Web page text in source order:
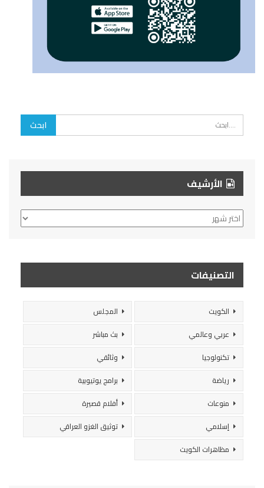
الأرشيف
الأرشيف
التصنيفات
الكويت
المجلس
عربي وعالمي
بث مباشر
تكنولوجيا
وثائقي
رياضة
برامج يوتيوبية
منوعات
أفلام قصيرة
إسلامي
توثيق الغزو العراقي
مظاهرات الكويت